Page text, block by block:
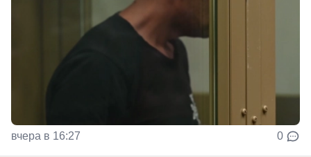
вчера в 16:27 0